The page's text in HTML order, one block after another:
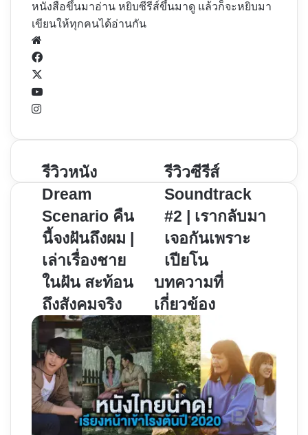
หนังสือขึ้นมาอ่าน หยิบซีรีส์ขึ้นมาดู แล้วก็จะหยิบมา
เขียนให้ทุกคนได้อ่านกัน
Facebook
YouTube
Instagram
รีวิว
หนัง
Dream
Scenario
คืน
นี้
จง
ฝัน
ถึง
ผม
เล่า
เรื่อง
ชาย
ใน
รีวิวหนัง
Dream
Scenario คืน
นี้จงฝันถึงผม |
เล่าเรื่องชาย
ในฝัน สะท้อน
ถึงสังคมจริง
รีวิว
ซี
รีส์
Soundtrack
#2
|
กลับ
มา
เจอ
กัน
เพราะ
เปีย
โน
รีวิวซีรีส์
Soundtrack
#2 | เรากลับมา
เจอกันเพราะ
เปียโน
บทความที่
เกี่ยวข้อง